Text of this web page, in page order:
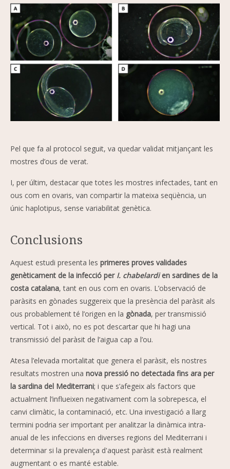
Imatge
Pel que fa al protocol seguit, va quedar validat mitjançant les
mostres d’ous de verat.
I, per últim, destacar que totes les mostres infectades, tant en
ous com en ovaris, van compartir la mateixa seqüència, un
únic haplotipus, sense variabilitat genètica.
Conclusions
Aquest estudi presenta les primeres proves validades
genèticament de la infecció per I. chabelardien sardines de la
costa catalana, tant en ous com en ovaris. L’observació de
paràsits en gònades suggereix que la presència del paràsit als
ous probablement té l’origen en la gònada, per transmissió
vertical. Tot i això, no es pot descartar que hi hagi una
transmissió del paràsit de l’aigua cap a l’ou.
Atesa l’elevada mortalitat que genera el paràsit, els nostres
resultats mostren una nova pressió no detectada fins ara per
la sardina del Mediterrani; i que s’afegeix als factors que
actualment l’influeixen negativament com la sobrepesca, el
canvi climàtic, la contaminació, etc. Una investigació a llarg
termini podria ser important per analitzar la dinàmica intra-
anual de les infeccions en diverses regions del Mediterrani i
determinar si la prevalença d'aquest paràsit està realment
augmentant o es manté estable.